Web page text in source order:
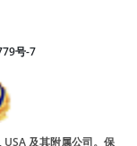
号-7
及其附属公司。保